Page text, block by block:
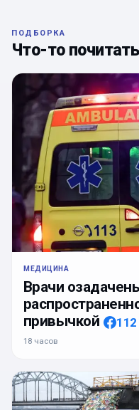
ПОДБОРКА
Что-то почитать
МЕДИЦИНА
Врачи
привычкой
112
18 часов